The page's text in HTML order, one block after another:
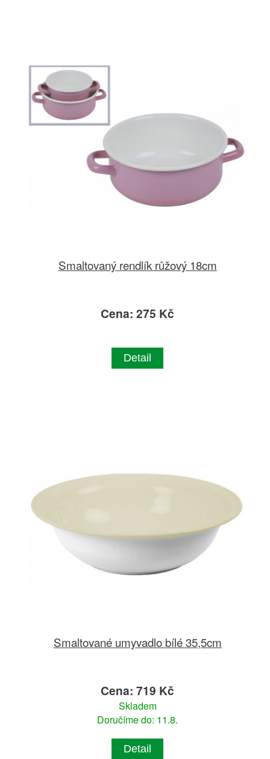
Smaltovaný rendlík růžový 18cm
Cena: 275 Kč
Detail
Smaltované umyvadlo bílé 35,5cm
Cena: 719 Kč
Skladem
Doručíme do: 11.8.
Detail